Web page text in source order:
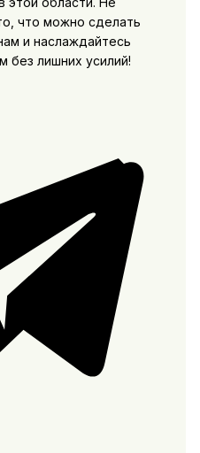
что можно сделать
и наслаждайтесь
без лишних усилий!